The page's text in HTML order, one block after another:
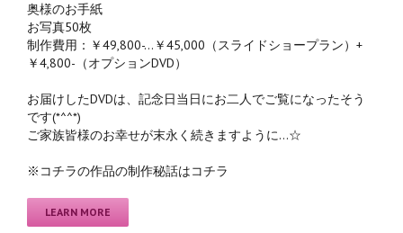
奥様のお手紙
お写真50枚
制作費用：￥49,800-…￥45,000（スライドショープラン）+
￥4,800-（オプションDVD）
お届けしたDVDは、記念日当日にお二人でご覧になったそう
です(*^^*)
ご家族皆様のお幸せが末永く続きますように…☆
※コチラの作品の制作秘話はコチラ
LEARN MORE